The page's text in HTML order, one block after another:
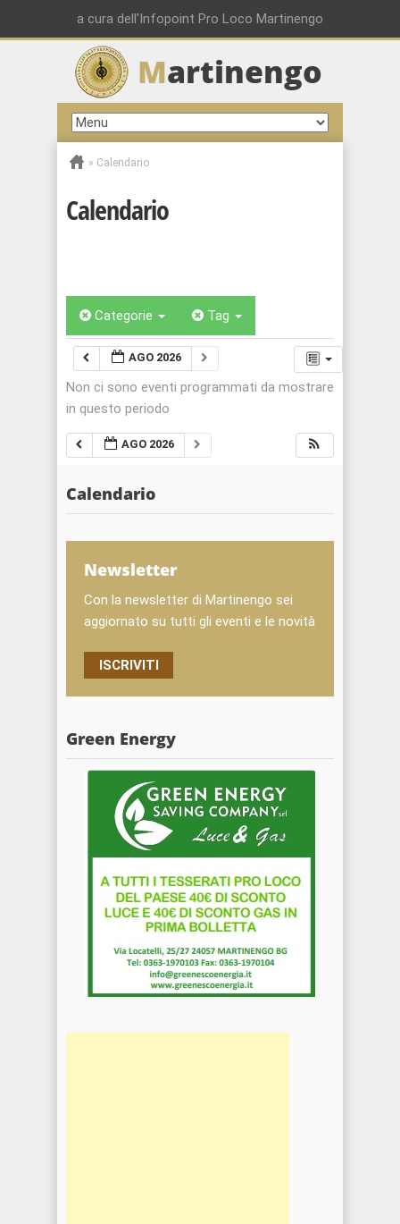
a cura dell'Infopoint Pro Loco Martinengo
Martinengo
» Calendario
Calendario
Categorie Tag
AGO 2026
Non ci sono eventi programmati da mostrare
in questo periodo
AGO 2026
Calendario
Newsletter
Con la newsletter di Martinengo sei
aggiornato su tutti gli eventi e le novità
ISCRIVITI
Green Energy